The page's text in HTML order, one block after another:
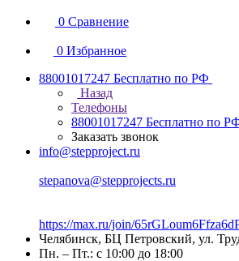
0 Сравнение
0 Избранное
88001017247 Бесплатно по РФ
Назад
Телефоны
88001017247 Бесплатно по
Заказать звонок
info@stepproject.ru
stepanova@stepprojects.ru
https://max.ru/join/
Челябинск, БЦ Петровский, ул.
Пн. – Пт.: с 10:00 до 18:00